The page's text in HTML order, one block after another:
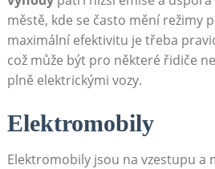
městě, kde se často ‍mění režimy
maximální efektivitu je třeba
což může být pro některé řidiče
plně elektrickými vozy.
Elektromobily
Elektromobily jsou na vzestupu a